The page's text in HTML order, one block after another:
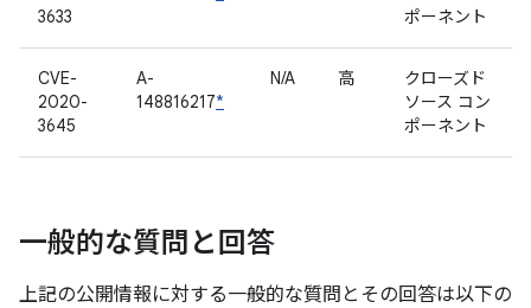
3633
ポーネント
CVE-
2020-
3645
A-
148816217*
N/A 高
クローズド
ソース コン
ポーネント
一般的な質問と回答
上記の公開情報に対する一般的な質問とその回答は以下の